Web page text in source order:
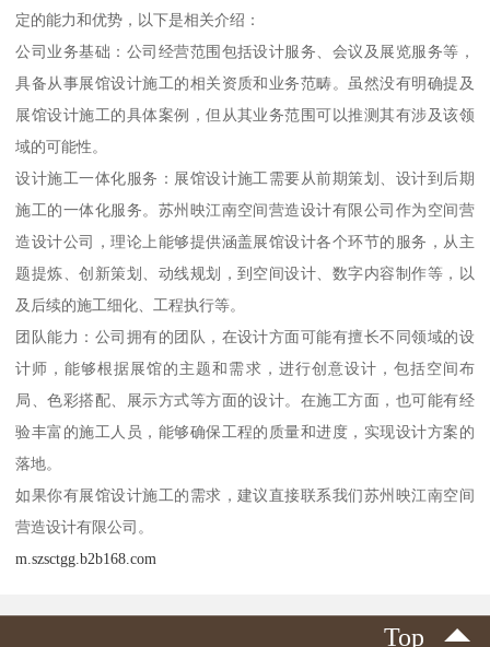
定的能力和优势，以下是相关介绍：
公司业务基础：公司经营范围包括设计服务、会议及展览服务等，
具备从事展馆设计施工的相关资质和业务范畴。虽然没有明确提及
展馆设计施工的具体案例，但从其业务范围可以推测其有涉及该领
域的可能性。
设计施工一体化服务：展馆设计施工需要从前期策划、设计到后期
施工的一体化服务。苏州映江南空间营造设计有限公司作为空间营
造设计公司，理论上能够提供涵盖展馆设计各个环节的服务，从主
题提炼、创新策划、动线规划，到空间设计、数字内容制作等，以
及后续的施工细化、工程执行等。
团队能力：公司拥有的团队，在设计方面可能有擅长不同领域的设
计师，能够根据展馆的主题和需求，进行创意设计，包括空间布
局、色彩搭配、展示方式等方面的设计。在施工方面，也可能有经
验丰富的施工人员，能够确保工程的质量和进度，实现设计方案的
落地。
如果你有展馆设计施工的需求，建议直接联系我们苏州映江南空间
营造设计有限公司。
m.szsctgg.b2b168.com
Top